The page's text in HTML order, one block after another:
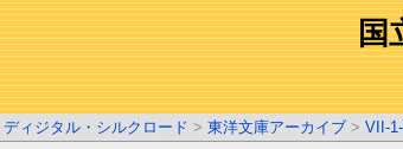
国
ディジタル・シルクロード > 東洋文庫アーカイブ > VII-